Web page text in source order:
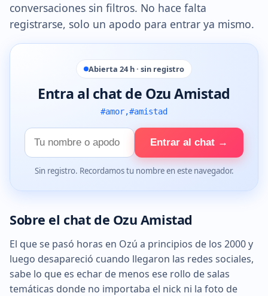
conversaciones sin filtros. No hace falta
registrarse, solo un apodo para entrar ya mismo.
Abierta 24 h · sin registro
Entra al chat de Ozu Amistad
#amor,#amistad
Tu
nombre
Entrar al chat →
Sin registro. Recordamos tu nombre en este navegador.
Sobre el chat de Ozu Amistad
El que se pasó horas en Ozú a principios de los 2000 y
luego desapareció cuando llegaron las redes sociales,
sabe lo que es echar de menos ese rollo de salas
temáticas donde no importaba el nick ni la foto de